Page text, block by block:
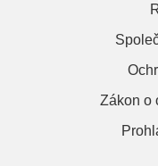
Zákon o